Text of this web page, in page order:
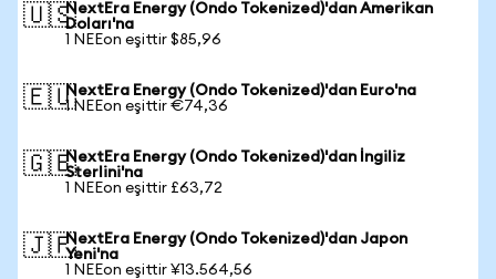
🇺🇸NextEra Energy (Ondo Tokenized)'dan Amerikan
Doları'na
1 NEEon eşittir $85,96
🇪🇺NextEra Energy (Ondo Tokenized)'dan Euro'na
1 NEEon eşittir €74,36
🇬🇧NextEra Energy (Ondo Tokenized)'dan İngiliz
Sterlini'na
1 NEEon eşittir £63,72
🇯🇵NextEra Energy (Ondo Tokenized)'dan Japon
Yeni'na
1 NEEon eşittir ¥13.564,56